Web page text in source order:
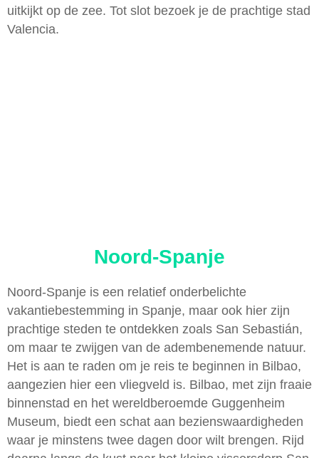
uitkijkt op de zee. Tot slot bezoek je de prachtige stad
Valencia.
Noord-Spanje
Noord-Spanje is een relatief onderbelichte
vakantiebestemming in Spanje, maar ook hier zijn
prachtige steden te ontdekken zoals San Sebastián,
om maar te zwijgen van de adembenemende natuur.
Het is aan te raden om je reis te beginnen in Bilbao,
aangezien hier een vliegveld is. Bilbao, met zijn fraaie
binnenstad en het wereldberoemde Guggenheim
Museum, biedt een schat aan bezienswaardigheden
waar je minstens twee dagen door wilt brengen. Rijd